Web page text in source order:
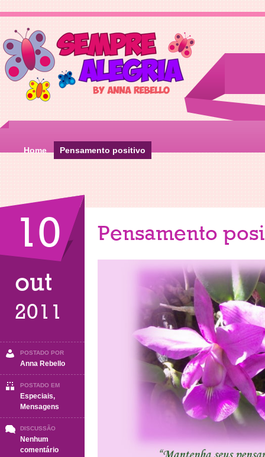
Home Pensamento positivo
10
out
2011
POSTADO POR
Anna Rebello
POSTADO EM
Especiais,
Mensagens
DISCUSSÃO
Nenhum
comentárioem
Pensamento